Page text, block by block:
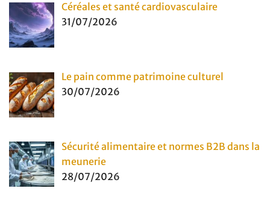
Céréales et santé cardiovasculaire
31/07/2026
Le pain comme patrimoine culturel
30/07/2026
Sécurité alimentaire et normes B2B dans la
meunerie
28/07/2026